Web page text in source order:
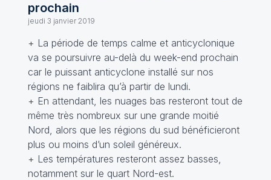
prochain
jeudi 3 janvier 2019
+ La période de temps calme et anticyclonique
va se poursuivre au-delà du week-end prochain
car le puissant anticyclone installé sur nos
régions ne faiblira qu’à partir de lundi.
+ En attendant, les nuages bas resteront tout de
même très nombreux sur une grande moitié
Nord, alors que les régions du sud bénéficieront
plus ou moins d’un soleil généreux.
+ Les températures resteront assez basses,
notamment sur le quart Nord-est.